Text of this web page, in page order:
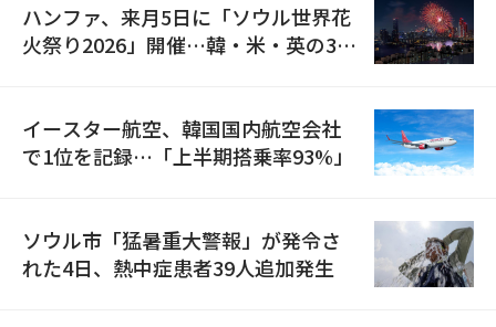
ハンファ、来月5日に「ソウル世界花
火祭り2026」開催…韓・米・英の3カ
イースター航空、韓国国内航空会社
で1位を記録…「上半期搭乗率93%」
ソウル市「猛暑重大警報」が発令さ
れた4日、熱中症患者39人追加発生